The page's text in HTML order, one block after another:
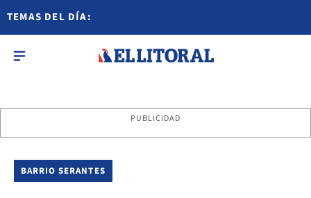
TEMAS DEL DÍA:
PUBLICIDAD
BARRIO SERANTES